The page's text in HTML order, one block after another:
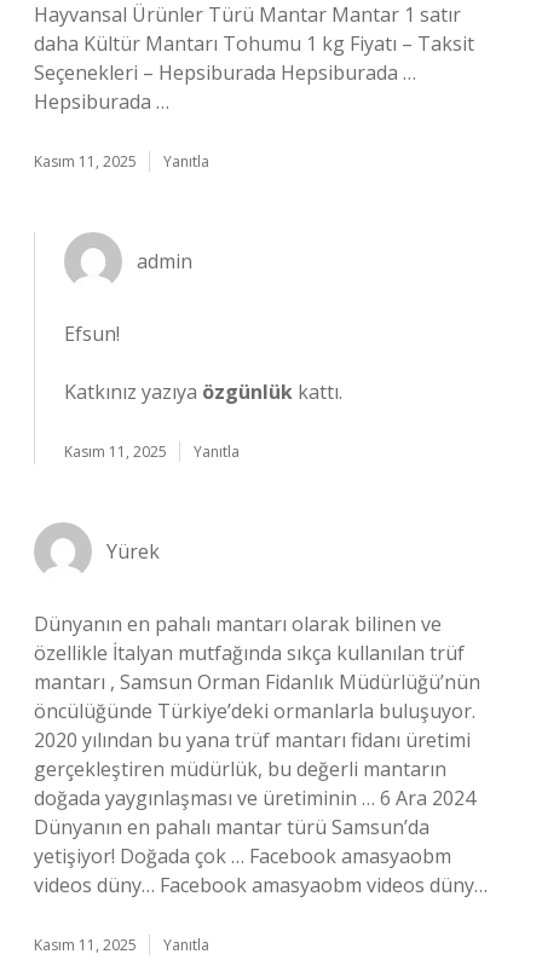
Hayvansal Ürünler Türü Mantar Mantar 1 satır
daha Kültür Mantarı Tohumu 1 kg Fiyatı – Taksit
Seçenekleri – Hepsiburada Hepsiburada …
Hepsiburada …
Kasım 11, 2025 Yanıtla
admin
Efsun!
Katkınız yazıya özgünlük kattı.
Kasım 11, 2025 Yanıtla
Yürek
Dünyanın en pahalı mantarı olarak bilinen ve
özellikle İtalyan mutfağında sıkça kullanılan trüf
mantarı , Samsun Orman Fidanlık Müdürlüğü’nün
öncülüğünde Türkiye’deki ormanlarla buluşuyor.
2020 yılından bu yana trüf mantarı fidanı üretimi
gerçekleştiren müdürlük, bu değerli mantarın
doğada yaygınlaşması ve üretiminin … 6 Ara 2024
Dünyanın en pahalı mantar türü Samsun’da
yetişiyor! Doğada çok … Facebook amasyaobm
videos düny… Facebook amasyaobm videos düny…
Kasım 11, 2025 Yanıtla